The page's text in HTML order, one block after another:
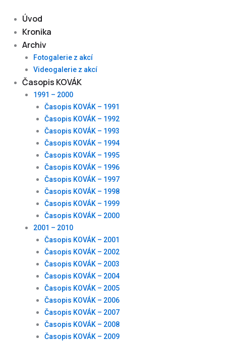
content
Úvod
Kronika
Archiv
Fotogalerie z akcí
Videogalerie z akcí
Časopis KOVÁK
1991 – 2000
Časopis KOVÁK – 1991
Časopis KOVÁK – 1992
Časopis KOVÁK – 1993
Časopis KOVÁK – 1994
Časopis KOVÁK – 1995
Časopis KOVÁK – 1996
Časopis KOVÁK – 1997
Časopis KOVÁK – 1998
Časopis KOVÁK – 1999
Časopis KOVÁK – 2000
2001 – 2010
Časopis KOVÁK – 2001
Časopis KOVÁK – 2002
Časopis KOVÁK – 2003
Časopis KOVÁK – 2004
Časopis KOVÁK – 2005
Časopis KOVÁK – 2006
Časopis KOVÁK – 2007
Časopis KOVÁK – 2008
Časopis KOVÁK – 2009